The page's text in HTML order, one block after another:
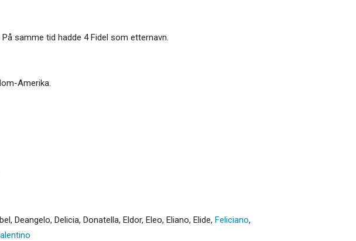
samme tid hadde 4 Fidel som etternavn.
Amerika.
, Deangelo, Delicia, Donatella, Eldor, Eleo, Eliano, Elide, Feliciano,